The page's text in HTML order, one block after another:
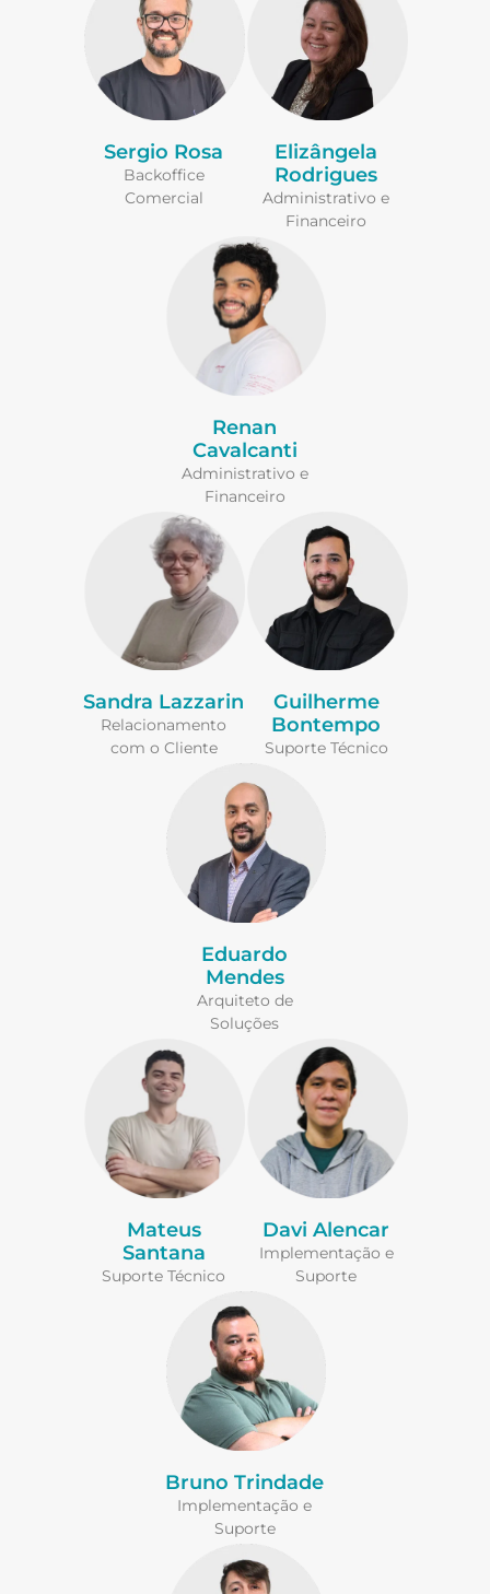
Sergio Rosa
Backoffice
Comercial
Elizângela
Rodrigues
Administrativo e
Financeiro
Renan
Cavalcanti
Administrativo e
Financeiro
Sandra Lazzarin
Relacionamento
com o Cliente
Guilherme
Bontempo
Suporte Técnico
Eduardo
Mendes
Arquiteto de
Soluções
Mateus
Santana
Suporte Técnico
Davi Alencar
Implementação e
Suporte
Bruno Trindade
Implementação e
Suporte